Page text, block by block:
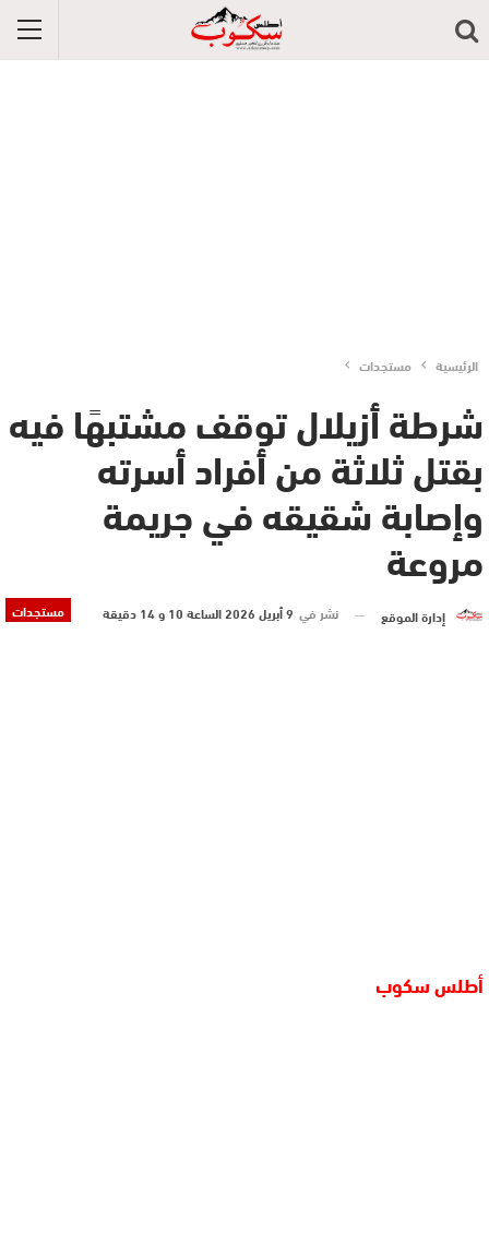
الرئيسية مستجدات
شرطة أزيلال توقف مشتبهًا فيه
بقتل ثلاثة من أفراد أسرته
وإصابة شقيقه في جريمة
مروعة
مستجدات إدارة الموقع نشر في 9 أبريل 2026 الساعة 10 و 14 دقيقة
أطلس سكوب